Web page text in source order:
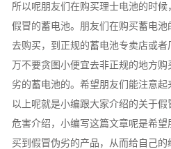
所以呢朋友们在购买理士电池的时
假冒的蓄电池。朋友们在购买蓄电
去购买，到正规的蓄电池专卖店或
万不要贪图小便宜去非正规的地方
劣的蓄电池的。希望朋友们能注意起
以上呢就是小编跟大家介绍的关于
危害介绍，小编写这篇文章呢是希望
买到假冒伪劣的产品，从而给自己